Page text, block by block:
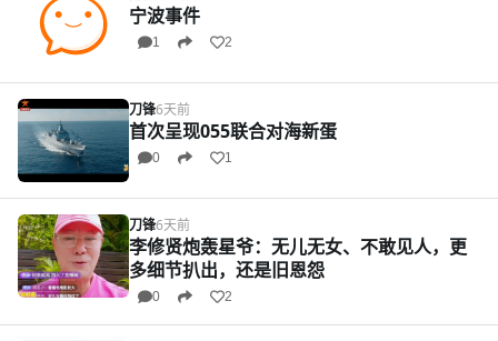
宁波事件
1 2
刀锋6天前
首次呈现055联合对海新蛋
0 1
刀锋6天前
李修贤炮轰星爷：无儿无女、不敢见人，更
多细节扒出，还是旧恩怨
0 2